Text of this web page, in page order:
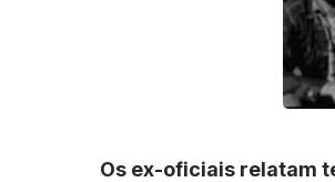
Os ex-oficiais relatam